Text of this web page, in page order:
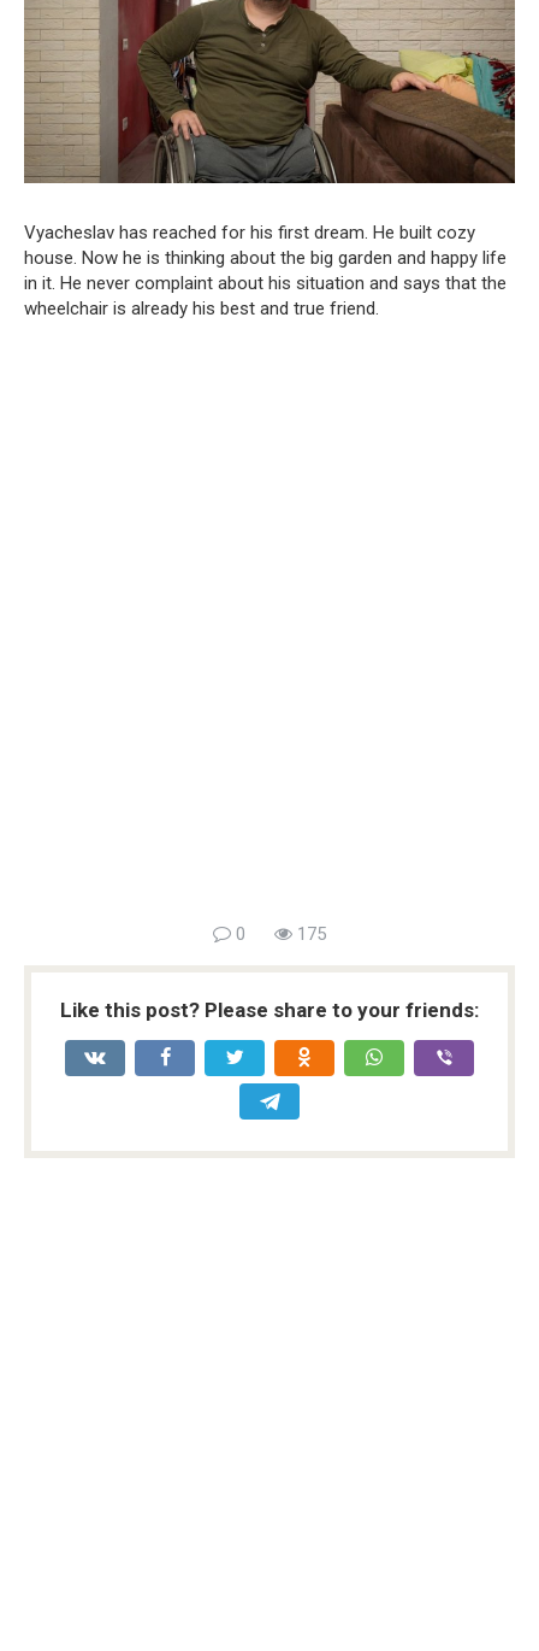
Vyacheslav has reached for his first dream. He built cozy
house. Now he is thinking about the big garden and happy life
in it. He never complaint about his situation and says that the
wheelchair is already his best and true friend.
0 175
Like this post? Please share to your friends: